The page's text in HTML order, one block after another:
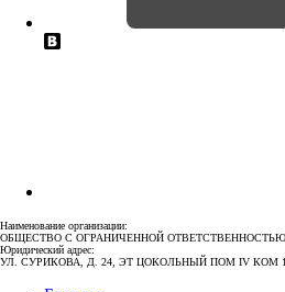
Наименование организации:
ОБЩЕСТВО С ОГРАНИЧЕННОЙ
Юридический адрес:
УЛ. СУРИКОВА, Д. 24, ЭТ ЦОКОЛЬНЫЙ ПОМ IV КОМ 1